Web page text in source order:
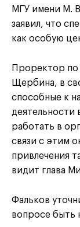
МГУ имени М.
заявил, что
как особую
Проректор по
Щербина, в
способные к
деятельности
работать в
связи с этим
привлечения
видит глава
Фальков
вопросе быть